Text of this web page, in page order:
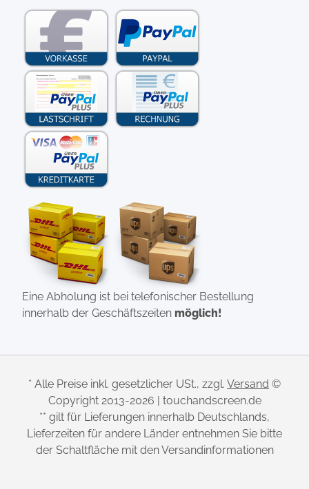
Eine Abholung ist bei telefonischer Bestellung
innerhalb der Geschäftszeiten möglich!
* Alle Preise inkl. gesetzlicher USt., zzgl. Versand ©
Copyright 2013-2026 | touchandscreen.de
** gilt für Lieferungen innerhalb Deutschlands,
Lieferzeiten für andere Länder entnehmen Sie bitte
der Schaltfläche mit den Versandinformationen